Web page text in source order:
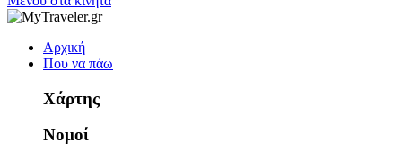
Αρχική
Που να πάω
Χάρτης
Νομοί